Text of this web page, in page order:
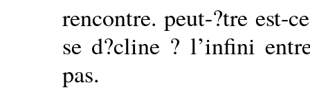
rencontre. peut-?tre est-
se d?cline ? l’infini
pas.